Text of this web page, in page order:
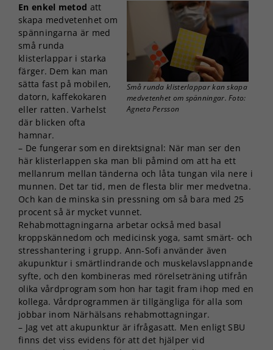
Små runda klisterlappar kan skapa
medvetenhet om spänningar. Foto:
Agneta Persson
En enkel metod att
skapa medvetenhet om
spänningarna är med
små runda
klisterlappar i starka
färger. Dem kan man
sätta fast på mobilen,
datorn, kaffekokaren
eller ratten. Varhelst
där blicken ofta
hamnar.
– De fungerar som en direktsignal: När man ser den
här klisterlappen ska man bli påmind om att ha ett
mellanrum mellan tänderna och låta tungan vila nere i
munnen. Det tar tid, men de flesta blir mer medvetna.
Och kan de minska sin pressning om så bara med 25
procent så är mycket vunnet.
Rehabmottagningarna arbetar också med basal
kroppskännedom och medicinsk yoga, samt smärt- och
stresshantering i grupp. Ann-Sofi använder även
akupunktur i smärtlindrande och muskelavslappnande
syfte, och den kombineras med rörelseträning utifrån
olika vårdprogram som hon har tagit fram ihop med en
kollega. Vårdprogrammen är tillgängliga för alla som
jobbar inom Närhälsans rehabmottagningar.
– Jag vet att akupunktur är ifrågasatt. Men enligt SBU
finns det viss evidens för att det hjälper vid